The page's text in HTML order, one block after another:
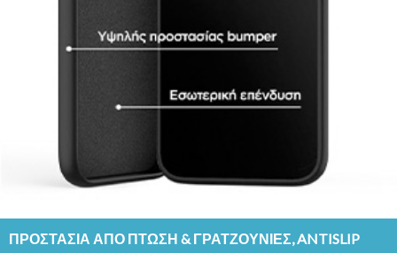
ΠΡΟΣΤΑΣΙΑ ΑΠΟ ΠΤΩΣΗ & ΓΡΑΤΖΟΥΝΙΕΣ, ANTISLIP